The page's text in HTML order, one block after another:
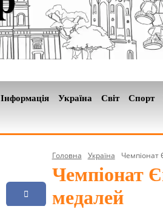
Інформація Україна Світ Спорт
Головна Україна Чемпіонат
Чемпіонат
медалей